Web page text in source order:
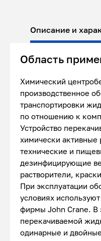
Описание и
Область
Химический
производственное
транспортировки
по отношению к
Устройство
химически активные
технические и
дезинфицирующие
растворители,
При эксплуатации
условиях
фирмы John Crane. В
перекачиваемой
одинарные и